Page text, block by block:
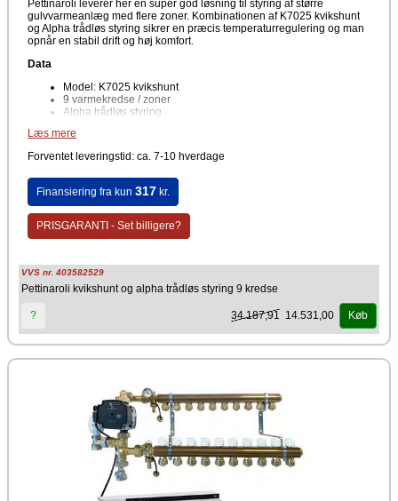
Pettinaroli leverer her en super god løsning til styring af større
gulvvarmeanlæg med flere zoner. Kombinationen af K7025 kvikshunt
og Alpha trådløs styring sikrer en præcis temperaturregulering og man
opnår en stabil drift og høj komfort.
Data
Model: K7025 kvikshunt
9 varmekredse / zoner
Alpha trådløs styring
1 W telestat
Velegnet til gulvvarme og lavtemperaturanlæg. Kan integreres i både
Fordele
Individuel temperaturstyring til 9 zoner
Trådløs regulering, fleksibel placering af rumtermostaten
Effektiv varmefordeling i boligen
Brugervenlig
Pettinaroli K7025 kvikshunt er udviklet til regulering af
fremløbstemperaturen i gulvvarmesystemer med flere kredse. Med den
medfølgende Alpha trådløse styring kan temperaturen justeres
kan reducere energiforbruget samt bidrage til et mere komfortabelt
indeklima hvor varmen tilpasses de enkelte zoner. En moderne og
driftssikker løsning til behovsstyret varmestyring.
Læs mere
Forventet leveringstid: ca. 7-10 hverdage
Finansiering fra kun 317kr.
PRISGARANTI - Set billigere?
VVS nr. 403582529
Pettinaroli kvikshunt og alpha trådløs styring 9 kredse
? 34.187,91 14.531,00 Køb